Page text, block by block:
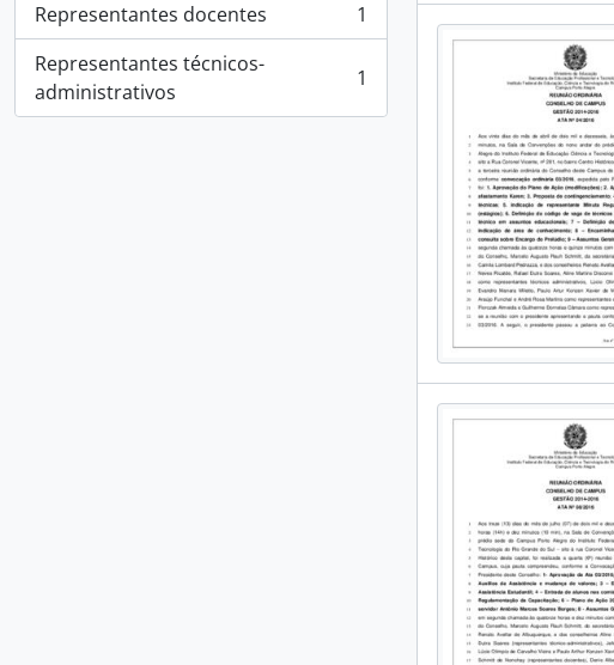
Representantes docentes
, 1 resultados
1
Representantes técnicos-
administrativos
, 1 resultados 1